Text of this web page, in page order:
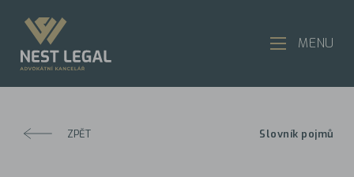
ZPĚT Slovník pojmů
MENU